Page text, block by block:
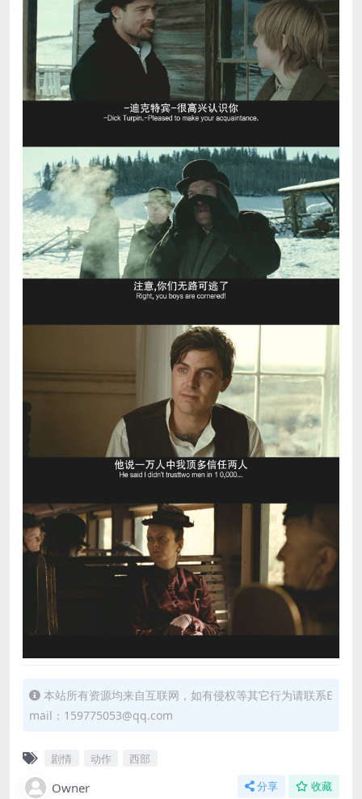
本站所有资源均来自互联网，如有侵权等其它行为请联系E
mail：159775053@qq.com
剧情 动作 西部
Owner 分享 收藏